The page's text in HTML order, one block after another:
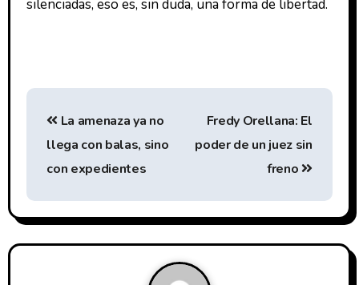
silenciadas, eso es, sin duda, una forma de libertad.
La amenaza ya no
llega con balas, sino
con expedientes
Fredy Orellana: El
poder de un juez sin
freno